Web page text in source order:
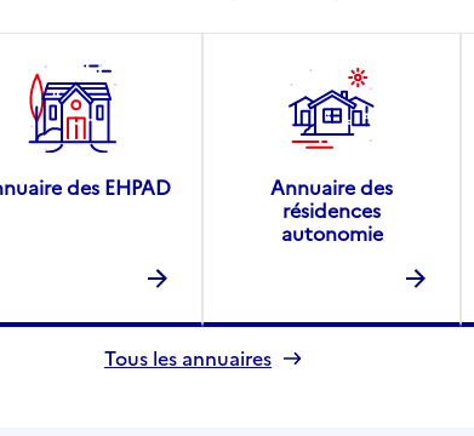
des EHPAD
Annuaire des
résidences
autonomie
Tous les annuaires